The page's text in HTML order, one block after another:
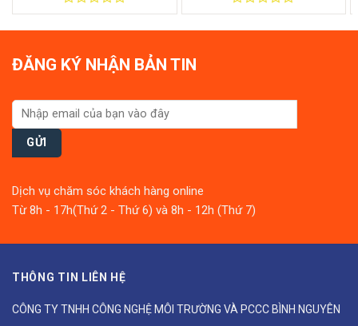
0
out
0
out
ĐĂNG KÝ NHẬN BẢN TIN
Dịch vụ chăm sóc khách hàng online
Từ 8h - 17h(Thứ 2 - Thứ 6) và 8h - 12h (Thứ 7)
THÔNG TIN LIÊN HỆ
CÔNG TY TNHH CÔNG NGHỆ MÔI TRƯỜNG VÀ PCCC BÌNH NGUYÊN